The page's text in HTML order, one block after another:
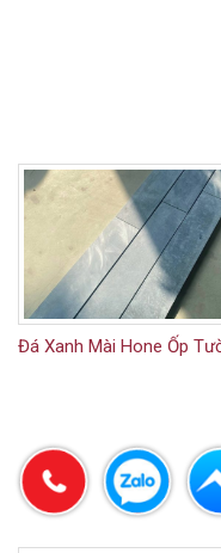
Đá Xanh Mài Hone Ốp